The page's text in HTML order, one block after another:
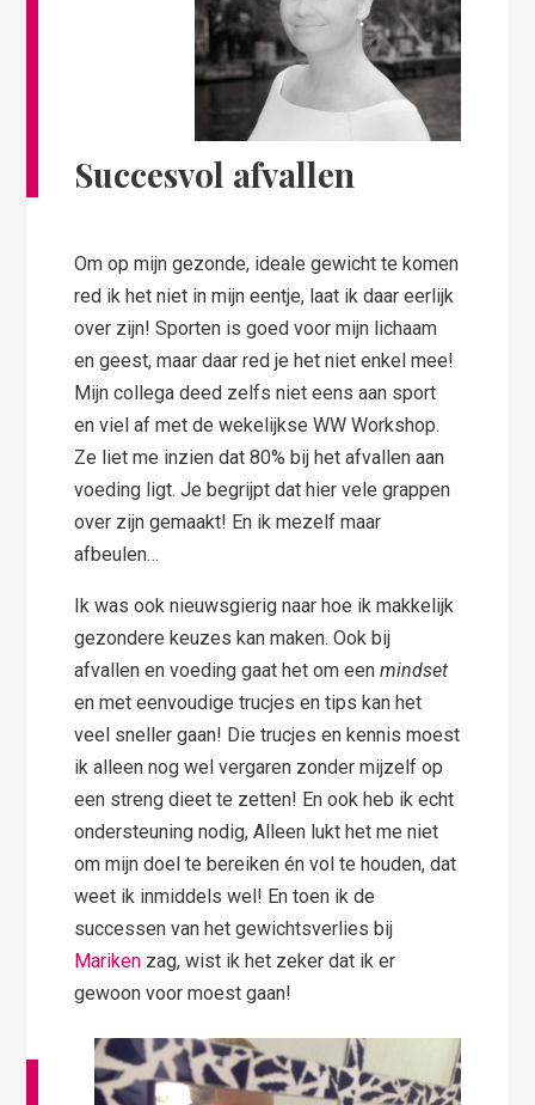
Succesvol afvallen
Om op mijn gezonde, ideale gewicht te komen
red ik het niet in mijn eentje, laat ik daar eerlijk
over zijn! Sporten is goed voor mijn lichaam
en geest, maar daar red je het niet enkel mee!
Mijn collega deed zelfs niet eens aan sport
en viel af met de wekelijkse WW Workshop.
Ze liet me inzien dat 80% bij het afvallen aan
voeding ligt. Je begrijpt dat hier vele grappen
over zijn gemaakt! En ik mezelf maar
afbeulen…
Ik was ook nieuwsgierig naar hoe ik makkelijk
gezondere keuzes kan maken. Ook bij
afvallen en voeding gaat het om eenmindset
en met eenvoudige trucjes en tips kan het
veel sneller gaan! Die trucjes en kennis moest
ik alleen nog wel vergaren zonder mijzelf op
een streng dieet te zetten! En ook heb ik echt
ondersteuning nodig, Alleen lukt het me niet
om mijn doel te bereiken én vol te houden, dat
weet ik inmiddels wel! En toen ik de
successen van het gewichtsverlies bij
Mariken zag, wist ik het zeker dat ik er
gewoon voor moest gaan!